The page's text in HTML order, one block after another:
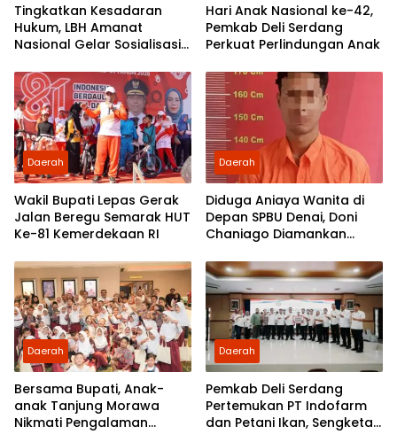
Tingkatkan Kesadaran
Hukum, LBH Amanat
Nasional Gelar Sosialisasi
Morawa
Hari Anak Nasional ke-42,
Pemkab Deli Serdang
Perkuat Perlindungan Anak
Daerah
Wakil Bupati Lepas Gerak
Jalan Beregu Semarak HUT
Ke-81 Kemerdekaan RI
Daerah
Diduga Aniaya Wanita di
Depan SPBU Denai, Doni
Chaniago Diamankan
Daerah
Bersama Bupati, Anak-
anak Tanjung Morawa
Nikmati Pengalaman
Daerah
Pemkab Deli Serdang
Pertemukan PT Indofarm
dan Petani Ikan, Sengketa